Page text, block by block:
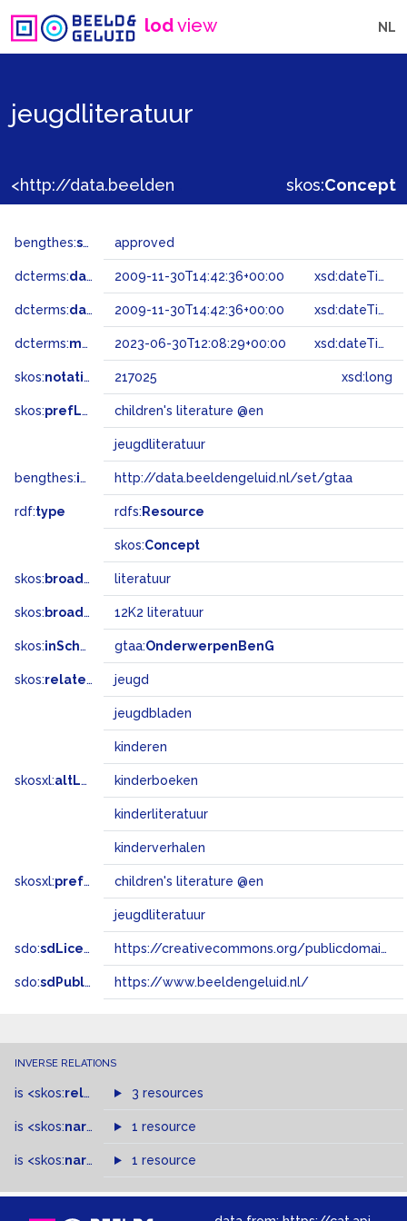
lodview NL
jeugdliteratuur
skos:Concept
bengthes:status approved
dcterms:dateAccepted 2009-11-30T14:42:36+00:00 xsd:dateTime
dcterms:dateSubmitted 2009-11-30T14:42:36+00:00 xsd:dateTime
dcterms:modified 2023-06-30T12:08:29+00:00 xsd:dateTime
skos:notation 217025 xsd:long
skos:prefLabel children's literature @en
jeugdliteratuur
bengthes:inSet http://data.beeldengeluid.nl/set/gtaa
rdf:type rdfs: Resource
skos:Concept
skos: broader literatuur
skos: broadMatch 12K2 literatuur
skos:inScheme gtaa:OnderwerpenBenG
skos:related jeugd
jeugdbladen
kinderen
skosxl:altLabel kinderboeken
kinderliteratuur
kinderverhalen
skosxl:prefLabel children's literature @en
jeugdliteratuur
sdo:sdLicense https://creativecommons.org/publicdomain/zero/1.0/
sdo:sdPublisher https://www.beeldengeluid.nl/
INVERSE RELATIONS
is <skos:related > of3 resources
is <skos:narrower >of
1 resource
is <skos:narrowMatch >of
1 resource